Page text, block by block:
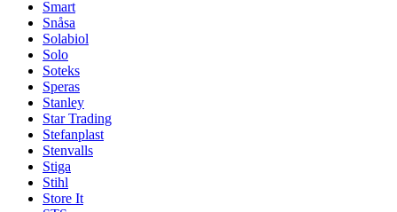
Smart
Snåsa
Solabiol
Solo
Soteks
Speras
Stanley
Star Trading
Stefanplast
Stenvalls
Stiga
Stihl
Store It